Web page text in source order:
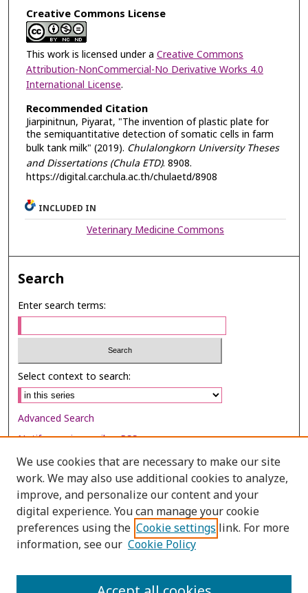
Creative Commons License
This work is licensed under a Creative Commons
Attribution-NonCommercial-No Derivative Works 4.0
International License.
Recommended Citation
Jiarpinitnun, Piyarat, "The invention of plastic plate for
the semiquantitative detection of somatic cells in farm
bulk tank milk" (2019). Chulalongkorn University Theses
and Dissertations (Chula ETD). 8908.
https://digital.car.chula.ac.th/chulaetd/8908
INCLUDED IN
Veterinary Medicine Commons
Search
Enter search terms:
Select context to search:
Advanced Search
Notify me via email orRSS
Browse
Collections
Disciplines
Authors
We use cookies that are necessary to make our site
work. We may also use additional cookies to analyze,
improve, and personalize our content and your
digital experience. You can manage your cookie
preferences using the Cookie settings link. For more
information, see our Cookie Policy